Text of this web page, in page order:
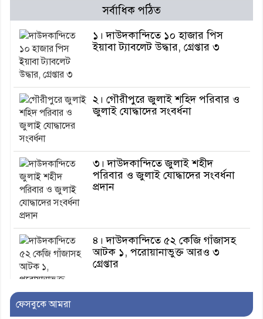
সর্বাধিক পঠিত
১। দাউদকান্দিতে ১০ হাজার পিস
ইয়াবা ট্যাবলেট উদ্ধার, গ্রেপ্তার ৩
২। গৌরীপুরে জুলাই শহিদ পরিবার ও
জুলাই যোদ্ধাদের সংবর্ধনা
৩। দাউদকান্দিতে জুলাই শহীদ
পরিবার ও জুলাই যোদ্ধাদের সংবর্ধনা
প্রদান
৪। দাউদকান্দিতে ৫২ কেজি গাঁজাসহ
আটক ১, পরোয়ানাভুক্ত আরও ৩
গ্রেপ্তার
ফেসবুকে আমরা